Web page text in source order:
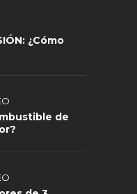
¿Cómo
de